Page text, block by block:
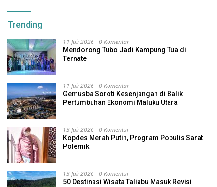
Trending
11 Juli 2026 0 Komentar
Mendorong Tubo Jadi Kampung Tua di
Ternate
11 Juli 2026 0 Komentar
Gemusba Soroti Kesenjangan di Balik
Pertumbuhan Ekonomi Maluku Utara
13 Juli 2026 0 Komentar
Kopdes Merah Putih, Program Populis Sarat
Polemik
13 Juli 2026 0 Komentar
50 Destinasi Wisata Taliabu Masuk Revisi